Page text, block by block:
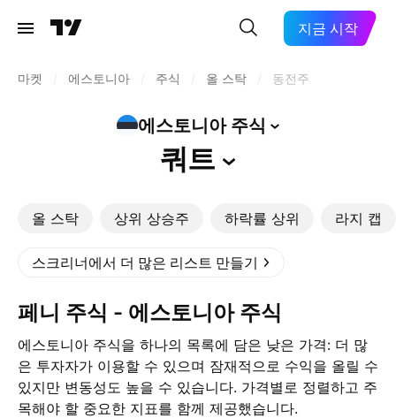
지금 시작
마켓 에스토니아 주식 올 스탁 동전주
에스토니아 주식
쿼트
올 스탁 상위 상승주 하락률 상위 라지 캡
스크리너에서 더 많은 리스트 만들기
페니 주식 - 에스토니아 주식
에스토니아 주식을 하나의 목록에 담은 낮은 가격: 더 많
은 투자자가 이용할 수 있으며 잠재적으로 수익을 올릴 수
있지만 변동성도 높을 수 있습니다. 가격별로 정렬하고 주
목해야 할 중요한 지표를 함께 제공했습니다.